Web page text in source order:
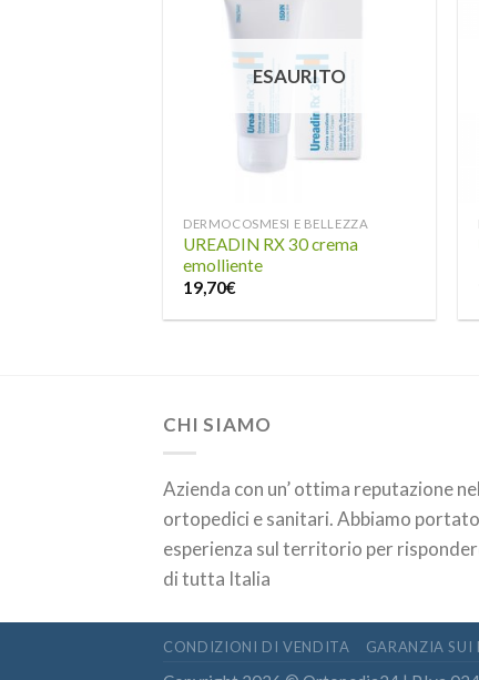
ESAURITO
DERMOCOSMESI E BELLEZZA
UREADIN RX 30 crema
emolliente
19,70€
CHI SIAMO
Azienda con un’ ottima reputazione
ortopedici e sanitari. Abbiamo
esperienza sul territorio per
di tutta Italia
CONDIZIONI DI VENDITA GARANZIA